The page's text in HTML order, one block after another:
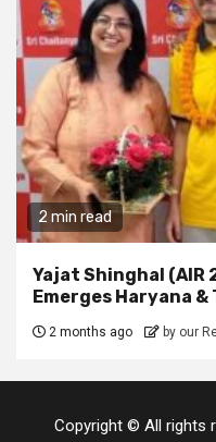
2 min read
Yajat Shinghal (AIR
Emerges Haryana
2 months ago by our
Copyright © All rights